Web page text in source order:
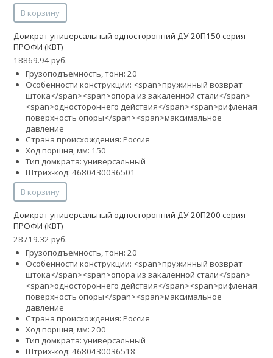
В корзину
Домкрат универсальный односторонний ДУ-20П150 серия
ПРОФИ (КВТ)
18869.94 руб.
Грузоподъемность, тонн: 20
Особенности конструкции: <span>пружинный возврат
штока</span><span>опора из закаленной стали</span>
<span>одностороннего действия</span><span>рифленая
поверхность опоры</span><span>максимальное
давление
Страна происхождения: Россия
Ход поршня, мм: 150
Тип домкрата: универсальный
Штрих-код: 4680430036501
В корзину
Домкрат универсальный односторонний ДУ-20П200 серия
ПРОФИ (КВТ)
28719.32 руб.
Грузоподъемность, тонн: 20
Особенности конструкции: <span>пружинный возврат
штока</span><span>опора из закаленной стали</span>
<span>одностороннего действия</span><span>рифленая
поверхность опоры</span><span>максимальное
давление
Страна происхождения: Россия
Ход поршня, мм: 200
Тип домкрата: универсальный
Штрих-код: 4680430036518